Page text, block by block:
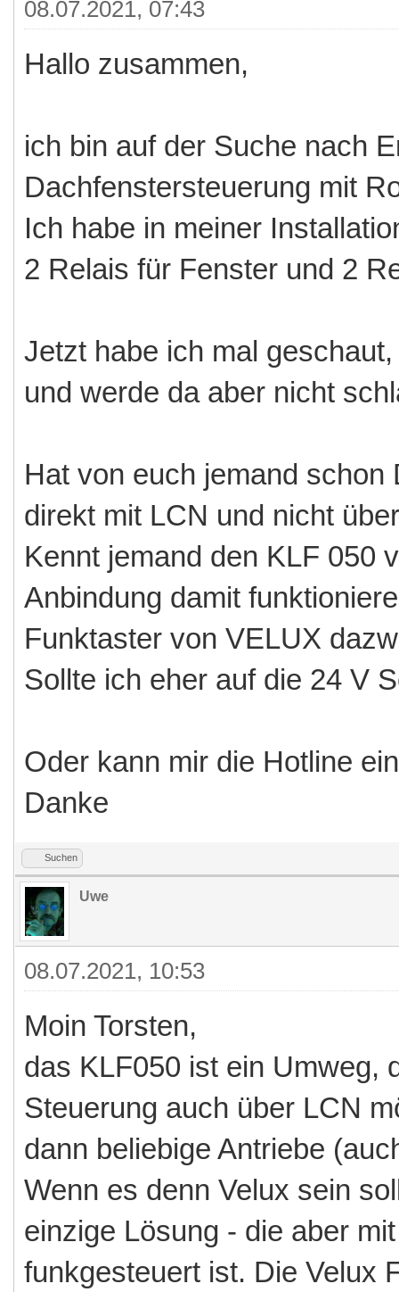
08.07.2021, 07:43
Hallo zusammen,
ich bin auf der Suche nach
Dachfenstersteuerung mit
Ich habe in meiner
2 Relais für Fenster und 2
Jetzt habe ich mal
und werde da aber nicht
Hat von euch jemand
direkt mit LCN und nicht
Kennt jemand den KLF 050
Anbindung damit
Funktaster von VELUX
Sollte ich eher auf die 24 V
Oder kann mir die Hotline
Danke
Suchen
Uwe
08.07.2021, 10:53
Moin Torsten,
das KLF050 ist ein Umweg,
Steuerung auch über LCN
dann beliebige Antriebe
Wenn es denn Velux sein
einzige Lösung - die aber
funkgesteuert ist. Die Velux